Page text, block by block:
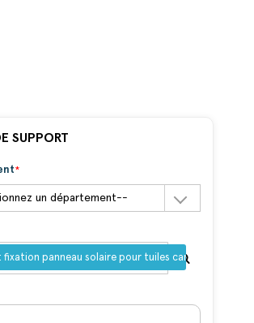
SUPPORT
fixation panneau solaire pour tuiles canal inversées -